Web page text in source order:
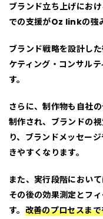
ブランド立ち上げにお
での支援がOz linkの強
ブランド戦略を設計し
ケティング・コンサル
す。
さらに、制作物も 自社
制作され、ブランドの
り、ブランドメッセー
きやすくなります。
また、実行段階におい
その後の効果測定とフ
す。 改善のプロセスま